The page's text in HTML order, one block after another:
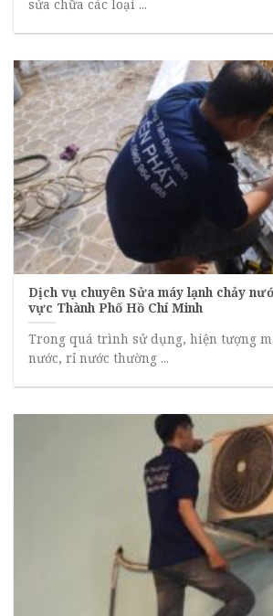
sửa chữa các loại ...
Dịch vụ chuyên Sửa máy lạnh chảy
vực Thành Phố Hồ Chí Minh
Trong quá trình sử dụng, hiện tượng
nước, rỉ nước thường ...